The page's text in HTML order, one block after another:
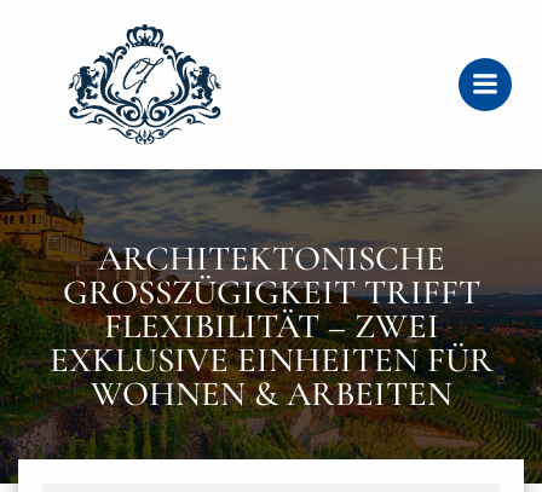
ARCHITEKTONISCHE
GROSSZÜGIGKEIT TRIFFT F
LEXIBILITÄT – ZWEI E
XKLUSIVE EINHEITEN FÜR W
OHNEN & ARBEITEN